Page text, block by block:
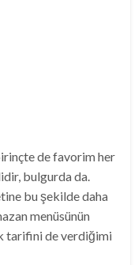
de favorim her
bulgurda da.
bu şekilde daha
menüsünün
tarifini de verdiğimi